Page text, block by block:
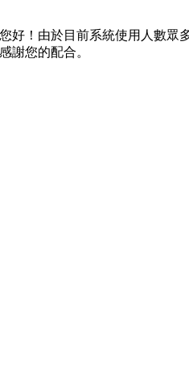
好！由於目前系統使用人數眾
謝您的配合。